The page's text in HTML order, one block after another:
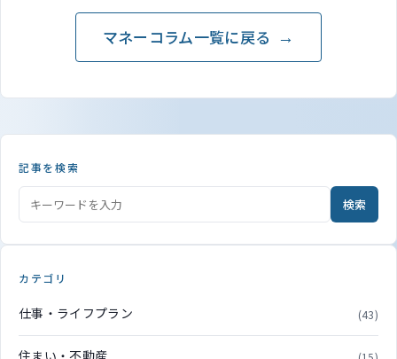
わかりやすく解説
マネーコラム一覧に戻る
記事を検索
検索
カテゴリ
仕事・ライフプラン (43)